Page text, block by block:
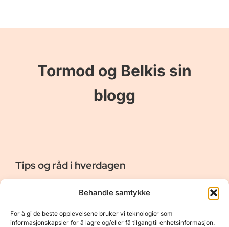
Behandle samtykke
For å gi de beste opplevelsene bruker vi teknologier som
informasjonskapsler for å lagre og/eller få tilgang til enhetsinformasjon.
Tormod og Belkis sin
blogg
Tips og råd i hverdagen
Er vår bloggside hvor vi ønsker å dele våre opplevelser og
gi deg råd og tips innen reiser, hotell - og restauranter,
naturopplevelser, personlig pleie, data, film og bøker m.m.
Nyttige Linker Resurser